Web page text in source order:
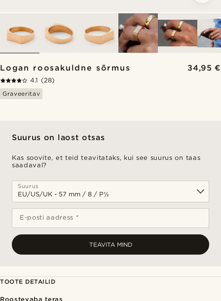
Logan roosakuldne sõrmus 34,95 €
4.1 (28)
Graveeritav
Suurus on laost otsas
Kas soovite, et teid teavitataks, kui see suurus on taas
saadaval?
Suurus
E-posti aadress *
TEAVITA MIND
TOOTE DETAILID
Roostevaba teras